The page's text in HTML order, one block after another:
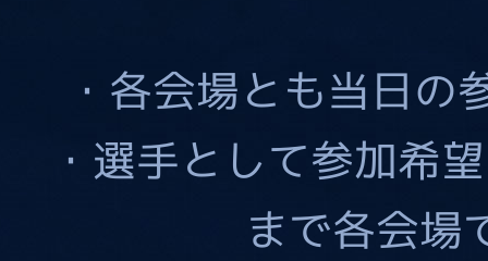
・各会場とも当日
・選手として参加希
まで各会場